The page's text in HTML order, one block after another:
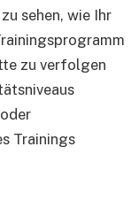
sehen, wie Ihr
zu verfolgen
Trainings